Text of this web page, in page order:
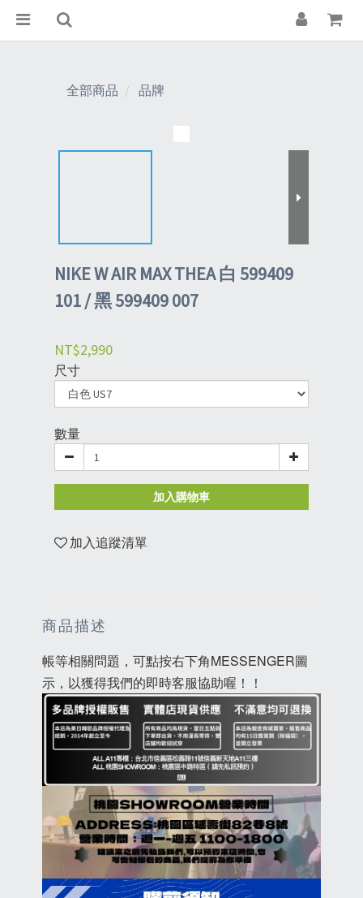
全部商品 品牌
NIKE W AIR MAX THEA 白 599409
101 / 黑 599409 007
NT$2,990
尺寸
數量
加入購物車
加入追蹤清單
商品描述
帳等相關問題，可點按右下角MESSENGER圖
示，以獲得我們的即時客服協助喔！！